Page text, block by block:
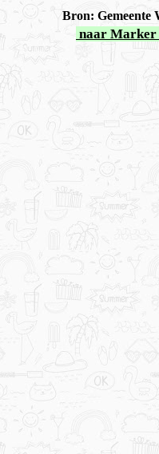
Bron: Gemeente
naar Marker